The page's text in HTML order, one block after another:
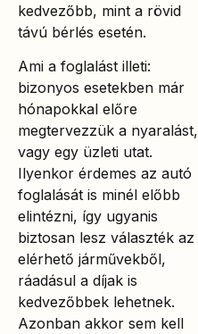
kedvezőbb, mint a rövid
távú bérlés esetén.
Ami a foglalást illeti:
bizonyos esetekben már
hónapokkal előre
megtervezzük a nyaralást,
vagy egy üzleti utat.
Ilyenkor érdemes az autó
foglalását is minél előbb
elintézni, így ugyanis
biztosan lesz választék az
elérhető járművekből,
ráadásul a díjak is
kedvezőbbek lehetnek.
Azonban akkor sem kell